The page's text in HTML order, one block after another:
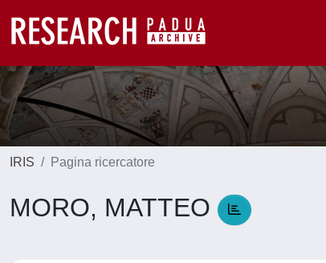
IRIS Pagina ricercatore
MORO, MATTEO